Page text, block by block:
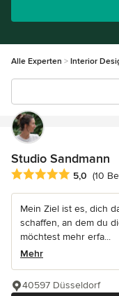
Alle Experten Interior
Studio Sandmann
Durchschnittliche
5,0 (10
Mein Ziel ist es, dich
schaffen, an dem du
möchtest mehr erfa...
Mehr
40597 Düsseldorf